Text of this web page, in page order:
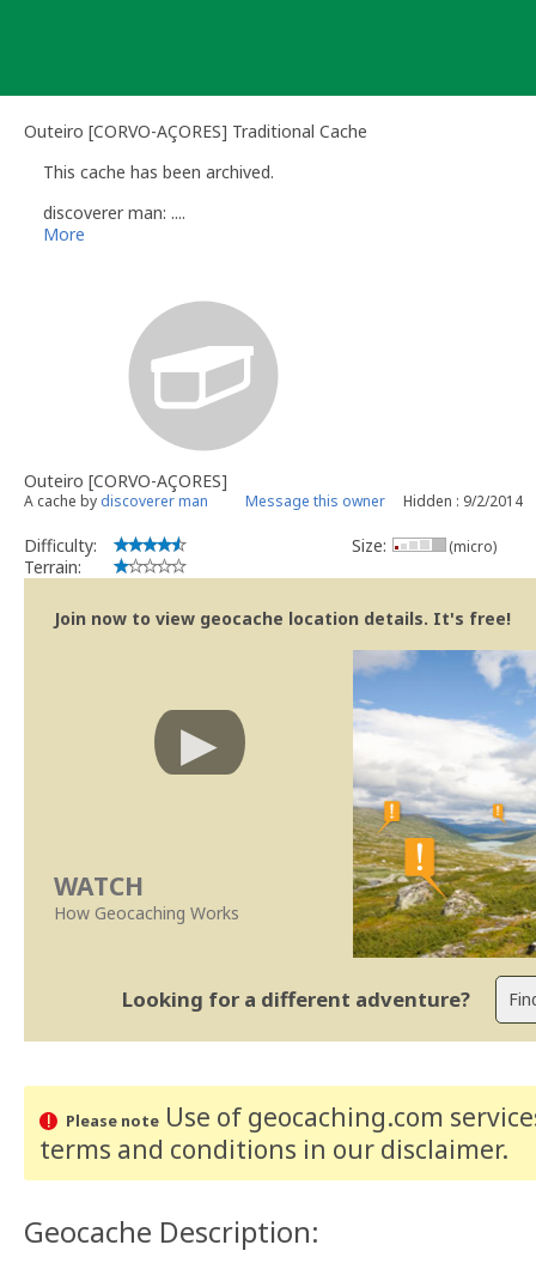
Outeiro [CORVO-AÇORES] Traditional Cache
This cache has been archived.
discoverer man: ....
More
Outeiro [CORVO-AÇORES]
A cache by discoverer man Message this owner Hidden : 9/2/2014
Difficulty:
Terrain:
Size: (micro)
Join now to view geocache location details. It's free!
WATCH
How Geocaching Works
Looking for a different adventure?
Please noteUse of geocaching.com
terms and conditions in our disclaimer.
Geocache Description: